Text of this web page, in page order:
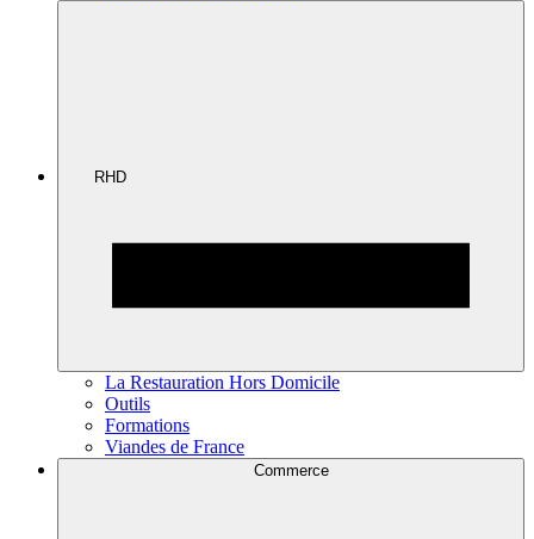
RHD
La Restauration Hors Domicile
Outils
Formations
Viandes de France
Commerce